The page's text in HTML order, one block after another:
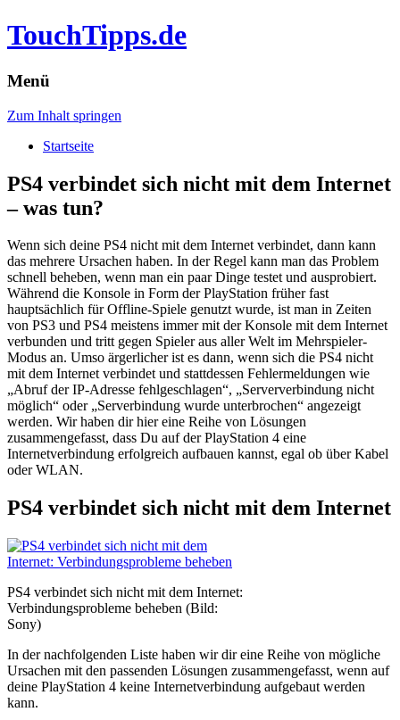
TouchTipps.de
Menü
Zum Inhalt springen
Startseite
PS4 verbindet sich nicht mit dem Internet
– was tun?
Wenn sich deine PS4 nicht mit dem Internet verbindet, dann kann
das mehrere Ursachen haben. In der Regel kann man das Problem
schnell beheben, wenn man ein paar Dinge testet und ausprobiert.
Während die Konsole in Form der PlayStation früher fast
hauptsächlich für Offline-Spiele genutzt wurde, ist man in Zeiten
von PS3 und PS4 meistens immer mit der Konsole mit dem Internet
verbunden und tritt gegen Spieler aus aller Welt im Mehrspieler-
Modus an. Umso ärgerlicher ist es dann, wenn sich die PS4 nicht
mit dem Internet verbindet und stattdessen Fehlermeldungen wie
„Abruf der IP-Adresse fehlgeschlagen“, „Serververbindung nicht
möglich“ oder „Serverbindung wurde unterbrochen“ angezeigt
werden. Wir haben dir hier eine Reihe von Lösungen
zusammengefasst, dass Du auf der PlayStation 4 eine
Internetverbindung erfolgreich aufbauen kannst, egal ob über Kabel
oder WLAN.
PS4 verbindet sich nicht mit dem Internet
PS4 verbindet sich nicht mit dem Internet:
Verbindungsprobleme beheben (Bild:
Sony)
In der nachfolgenden Liste haben wir dir eine Reihe von mögliche
Ursachen mit den passenden Lösungen zusammengefasst, wenn auf
deine PlayStation 4 keine Internetverbindung aufgebaut werden
kann.